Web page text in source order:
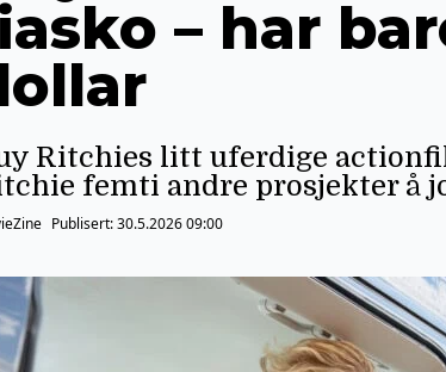
– har
Ritchies litt uferdige
femti andre prosjekter å
Publisert:30.5.2026 09:00